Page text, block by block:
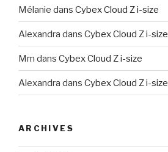
Mélanie dans Cybex Cloud Z i-size
Alexandra dans Cybex Cloud Z i-size
Mm dans Cybex Cloud Z i-size
Alexandra dans Cybex Cloud Z i-size
ARCHIVES